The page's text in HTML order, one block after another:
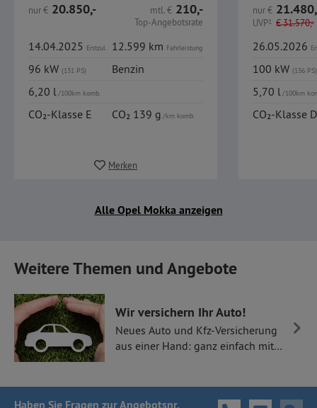
nur€ 20.850,- mtl.€ 210,-
Top-Angebotsrate
14.04.2025 Erstzul. 12.599 km Fahrleistung
96 kW (131 PS)
Benzin
6,20 l/100km komb.
CO₂-Klasse E CO₂ 139 g/km komb.
Merken
nur€
UVP1 €31.570,-
26.05.2026
100 kW (136 PS)
5,70 l/100km
CO₂-Klasse D
Alle Opel Mokka anzeigen
Weitere Themen und Angebote
Wir versichern Ihr Auto!
Neues Auto und Kfz-Versicherung
aus einer Hand: ganz einfach mit
Haben Sie Fragen zur Angebotsnr.